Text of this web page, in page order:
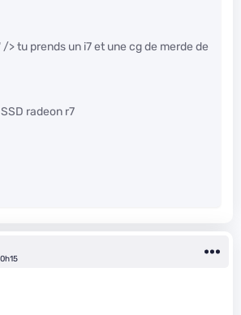
/> tu prends un i7 et une cg de merde de
radeon r7